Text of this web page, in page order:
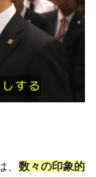
、 数々の印象的